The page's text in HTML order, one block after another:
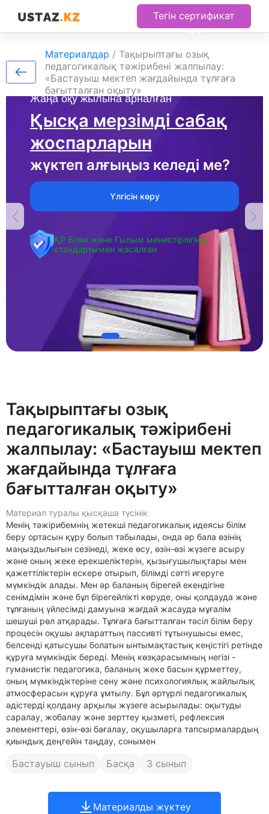
Тегін сертификат
алу
Жаңа оқу жылына арналған
Қысқа мерзімді сабақ
жоспарларын
жүктеп алғыңыз келеді ме?
Үлгісін көру
ҚР Білім және Ғылым министірлігінің
стандартымен жасалған
Материалдар / Тақырыптағы озық
педагогикалық тәжірибені жалпылау:
«Бастауыш мектеп жағдайында тұлғаға
бағытталған оқыту»
Тақырыптағы озық
педагогикалық тәжірибені
жалпылау: «Бастауыш мектеп
жағдайында тұлғаға
бағытталған оқыту»
Материал туралы қысқаша түсінік
Менің тәжірибемнің жетекші педагогикалық идеясы білім
беру ортасын құру болып табылады, онда әр бала өзінің
маңыздылығын сезінеді, жеке өсу, өзін-өзі жүзеге асыру
және оның жеке ерекшеліктерін, қызығушылықтары мен
қажеттіліктерін ескере отырып, білімді сәтті игеруге
мүмкіндік алады. Мен әр баланың бірегей екендігіне
сенімдімін және бұл бірегейлікті көруде, оны қолдауда және
тұлғаның үйлесімді дамуына жағдай жасауда мұғалім
шешуші рөл атқарады. Тұлғаға бағытталған тәсіл білім беру
процесін оқушы ақпараттың пассивті тұтынушысы емес,
белсенді қатысушы болатын ынтымақтастық кеңістігі ретінде
құруға мүмкіндік береді. Менің көзқарасымның негізі -
гуманистік педагогика, баланың жеке басын құрметтеу,
оның мүмкіндіктеріне сену және психологиялық жайлылық
атмосферасын құруға ұмтылу. Бұл әртүрлі педагогикалық
әдістерді қолдану арқылы жүзеге асырылады: оқытуды
саралау, жобалау және зерттеу қызметі, рефлексия
элементтері, өзін-өзі бағалау, оқушыларға тапсырмалардың
қиындық деңгейін таңдау, сонымен
Бастауыш сынып Басқа 3 сынып
Материалды жүктеу